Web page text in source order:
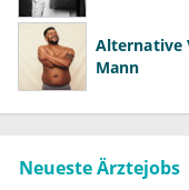
Alternative
Mann
Neueste Ärztejobs